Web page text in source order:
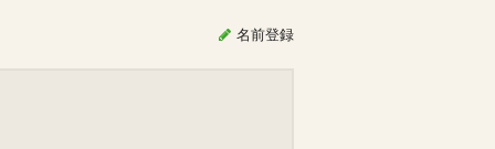
名前登録